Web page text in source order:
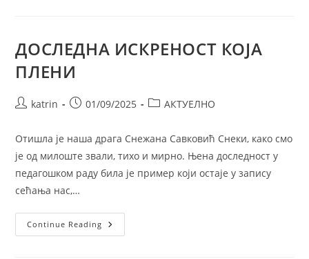
РОБОТА
ДОСЛЕДНА ИСКРЕНОСТ КОЈА
ПЛЕНИ
Postkatrin
Post01/09/2025
PostАКТУЕЛНО
Отишла је наша драга Снежана Савковић Снеки, како смо
је од милоште звали, тихо и мирно. Њена доследност у
педагошком раду била је пример који остаје у запису
сећања нас,…
Continue Reading ДОСЛЕДНА
ИСКРЕНОСТ